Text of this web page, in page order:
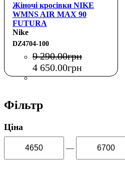
Жіночі кросівки NIKE
WMNS AIR MAX 90
FUTURA
Nike
DZ4704-100
9 290.00грн
4 650.00грн
Фільтр
Ціна
—